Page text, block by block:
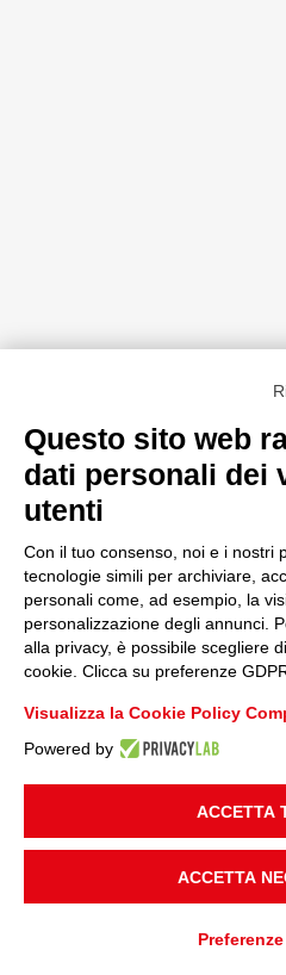
Questo sito web
dati personali dei
utenti
Con il tuo consenso, noi e i nostri
tecnologie simili per archiviare,
personali come, ad esempio, la
personalizzazione degli annunci.
alla privacy, è possibile scegliere
cookie. Clicca su preferenze
Visualizza la Cookie Policy
Powered by
ACCETTA
ACCETTA